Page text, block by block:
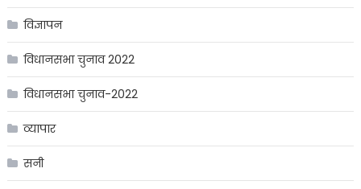
विज्ञापन
विधानसभा चुनाव 2022
विधानसभा चुनाव-2022
व्यापार
सनी